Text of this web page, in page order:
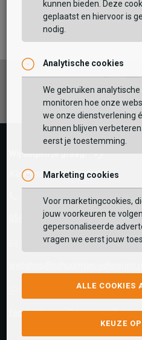
TOEVOEGEN
GEBRUIK
Zoek op postcode of gebruik
voorraad in een van onze
BEKIJK
VERDER
Vaak samen gekocht met
Wij helpen je graag!
Klantenservice is gesloten
Telefoon
0545-280081
E-mail Antwoord binnen 24
Facebook chat
facebook.com/
kunnen bieden. Deze
geplaatst en hiervoor is
nodig.
Analytische cookies
We gebruiken
monitoren hoe onze
we onze dienstverlening
kunnen blijven
eerst je toestemming.
Marketing cookies
Voor marketingcookies,
jouw voorkeuren te
gepersonaliseerde
vragen we eerst jouw
ALLE COOKIES
KEUZE